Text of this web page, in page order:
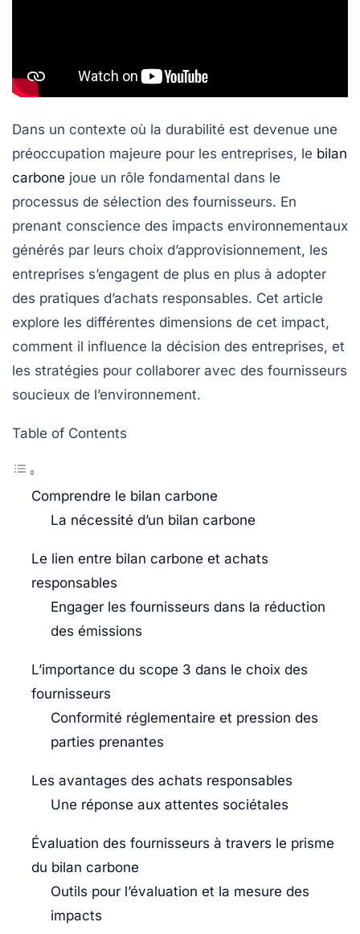
Dans un contexte où la durabilité est devenue une
préoccupation majeure pour les entreprises, le bilan
carbone joue un rôle fondamental dans le
processus de sélection des fournisseurs. En
prenant conscience des impacts environnementaux
générés par leurs choix d’approvisionnement, les
entreprises s’engagent de plus en plus à adopter
des pratiques d’achats responsables. Cet article
explore les différentes dimensions de cet impact,
comment il influence la décision des entreprises, et
les stratégies pour collaborer avec des fournisseurs
soucieux de l’environnement.
Table of Contents
Comprendre le bilan carbone
La nécessité d’un bilan carbone
Le lien entre bilan carbone et achats
responsables
Engager les fournisseurs dans la réduction
des émissions
L’importance du scope 3 dans le choix des
fournisseurs
Conformité réglementaire et pression des
parties prenantes
Les avantages des achats responsables
Une réponse aux attentes sociétales
Évaluation des fournisseurs à travers le prisme
du bilan carbone
Outils pour l’évaluation et la mesure des
impacts